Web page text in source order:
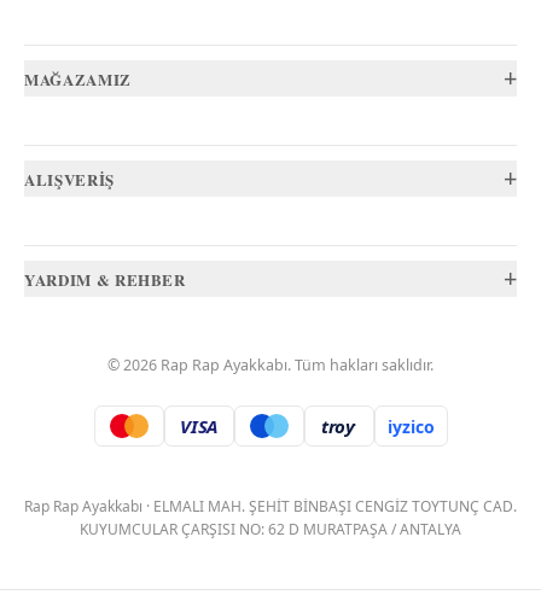
MAĞAZAMIZ +
ALIŞVERİŞ +
YARDIM & REHBER +
©2026 Rap Rap Ayakkabı. Tüm hakları saklıdır.
VISA troy. iyzico
Rap Rap Ayakkabı · ELMALI MAH. ŞEHİT BİNBAŞI CENGİZ TOYTUNÇ CAD.
KUYUMCULAR ÇARŞISI NO: 62 D MURATPAŞA / ANTALYA